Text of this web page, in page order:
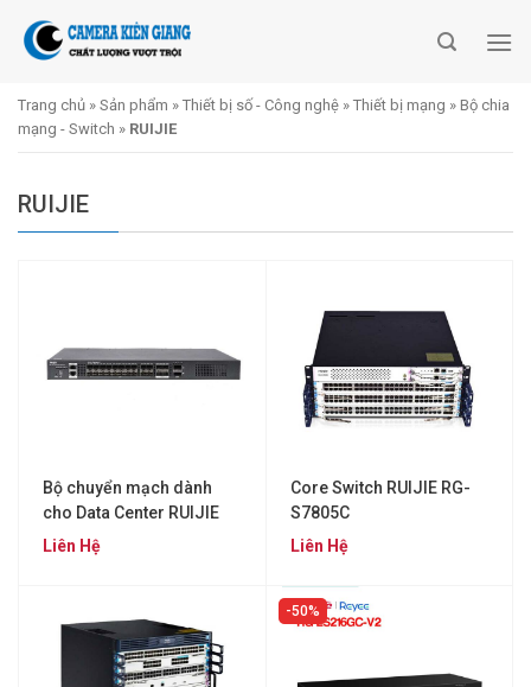
Trang chủ » Sản phẩm » Thiết bị số - Công nghệ » Thiết bị mạng » Bộ chia
mạng - Switch » RUIJIE
RUIJIE
Bộ chuyển mạch dành
cho Data Center RUIJIE
RG-S6120-
Liên Hệ
Core Switch RUIJIE RG-
S7805C
Liên Hệ
50%